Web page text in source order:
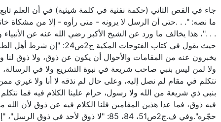
جاء في الفص الثاني (حكمة نفثية في كلمة شيثية) في أن العلم
ما نصه: ". . .حتى أن الرسل لا يرونه - متى رأوه - إلا من مشكاة خاتم
. . ."، هذا يخالف ما ورد عن الشيخ الأكبر رضي الله عنه عن
حيث يقول في كتاب الفتوحات المكية ج2ص24:
يخبرون عنه من المقامات والأحوال أن يكون عن ذوق، ولا ذوق لنا
ولا لمن ليس بنبي صاحب شريعة في نبوة التشريع ولا في
نتكلم في مقام لم نصل إليه، وعلى حال لم نذقه لا أنا ولا غيري
بنبي ذي شريعة من الله ولا رسول، حرام علينا الكلام فيه فما نتكلم
فيه ذوق، فما عدا هذين المقامين فلنا الكلام فيه عن ذوق لأن الله
حجّره".وفي ف.ج2ص51، 84، 85: "لا ذوق لأحد في ذوق